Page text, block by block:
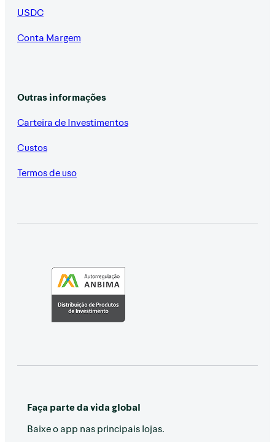
USDC
Conta Margem
Outras informações
Carteira de Investimentos
Custos
Termos de uso
Faça parte da vida global
Baixe o app nas principais lojas.